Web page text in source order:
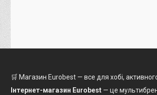
🛒 Магазин Eurobest — все для хобі,
Інтернет-магазин Eurobest — це